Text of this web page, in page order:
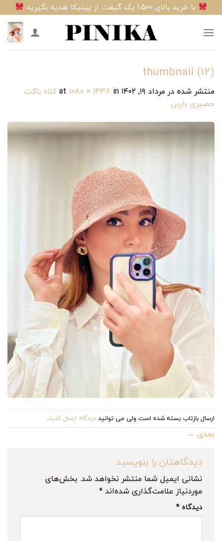
to
content
با خرید بالای 1.500 یک گیفت از پینیکا هدیه بگیرید
thumbnail (12)
منتشر شده در مرداد ۱۹, ۱۴۰۲ 1080 × 1438 in
کلاه باکت
حصیری باربی
ارسال بازتاب بسته شده است ولی می توانیددیدگاه ارسال کنید.
بعدی →
دیدگاهتان را بنویسید
نشانی ایمیل شما منتشر نخواهد شد. بخش‌های
موردنیاز علامت‌گذاری شده‌اند*
دیدگاه *